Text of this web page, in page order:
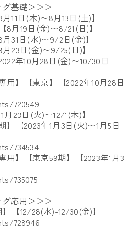
基礎＞＞＞
11日(木)〜8月13日(土)】
月19日(金)〜8/21(日)】
31日(水)〜9/2日(金)】
23日(金)〜9/25(日)】
年10月28日(金)〜10/30日
用】【東京】【2022年10月28日
720549
29日(火)〜12/1(木)】
】【2023年1月3日(火)〜1月5日
734534
用】【東京59期】【2023年1月3
735075
応用＞＞＞
【12/28(水)-12/30(金)】
728946